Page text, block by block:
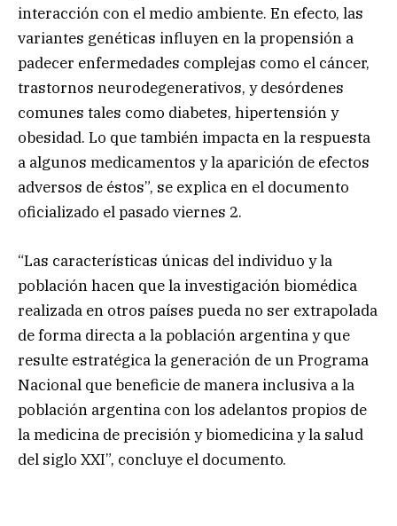
interacción con el medio ambiente. En efecto, las
variantes genéticas influyen en la propensión a
padecer enfermedades complejas como el cáncer,
trastornos neurodegenerativos, y desórdenes
comunes tales como diabetes, hipertensión y
obesidad. Lo que también impacta en la respuesta
a algunos medicamentos y la aparición de efectos
adversos de éstos”, se explica en el documento
oficializado el pasado viernes 2.
“Las características únicas del individuo y la
población hacen que la investigación biomédica
realizada en otros países pueda no ser extrapolada
de forma directa a la población argentina y que
resulte estratégica la generación de un Programa
Nacional que beneficie de manera inclusiva a la
población argentina con los adelantos propios de
la medicina de precisión y biomedicina y la salud
del siglo XXI”, concluye el documento.